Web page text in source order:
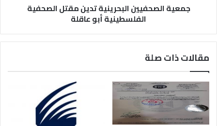
جمعية الصحفيين البحرينية تدين مقتل الصحفية
الفلسطينية أبو عاقلة
مقالات ذات صلة